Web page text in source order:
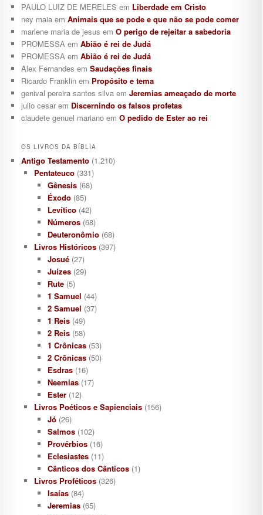
PAULO LUIZ DE MERELES em Liberdade em Cristo
ney maiaem Animais que se pode e que não se pode comer
marlene maria de jesus em O perigo de rejeitar a sabedoria
PROMESSA em Abião é rei de Judá
PROMESSA em Abião é rei de Judá
Alex Fernandes em Saudações finais
Ricardo Franklinem Propósito e tema
genival pereira santos silvaem Jeremias ameaçado de morte
julio cesarem Discernindo os falsos profetas
claudete genuel marianoem O pedido de Ester ao rei
OS LIVROS DA BÍBLIA
Antigo Testamento(1.210)
Pentateuco (331)
Gênesis(68)
Éxodo(85)
Levítico(42)
Números(68)
Deuteronômio(68)
Livros Históricos (397)
Josué(27)
Juízes(29)
Rute(5)
1 Samuel (44)
2 Samuel (37)
1 Reis(49)
2 Reis(58)
1 Crônicas(53)
2 Crônicas(50)
Esdras(16)
Neemias(17)
Ester(12)
Livros Poéticos e Sapienciais (156)
Jó(26)
Salmos(102)
Provérbios(16)
Eclesiastes(11)
Cânticos dos Cânticos(1)
Livros Proféticos (326)
Isaías(84)
Jeremias(65)